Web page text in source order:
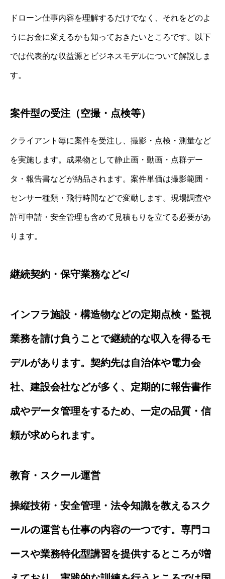
ドローン仕事内容を理解するだけでなく、それをどのよ
うにお金に変えるかも知っておきたいところです。以下
では代表的な収益源とビジネスモデルについて解説しま
す。
案件型の受注（空撮・点検等）
クライアント毎に案件を受注し、撮影・点検・測量など
を実施します。成果物として静止画・動画・点群デー
タ・報告書などが納品されます。案件単価は撮影範囲・
センサー種類・飛行時間などで変動します。現場調査や
許可申請・安全管理も含めて見積もりを立てる必要があ
ります。
継続契約・保守業務など</
インフラ施設・構造物などの定期点検・監視
業務を請け負うことで継続的な収入を得るモ
デルがあります。契約先は自治体や電力会
社、建設会社などが多く、定期的に報告書作
成やデータ管理をするため、一定の品質・信
頼が求められます。
教育・スクール運営
操縦技術・安全管理・法令知識を教えるスク
ールの運営も仕事の内容の一つです。専門コ
ースや業務特化型講習を提供するところが増